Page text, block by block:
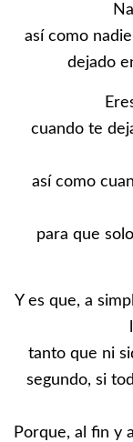
así como
dejado
cuando te
así como
para que
Y es que, a
tanto que ni
segundo, si
Porque, al fin y